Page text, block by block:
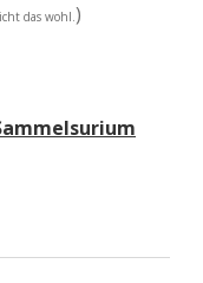
das wohl.)